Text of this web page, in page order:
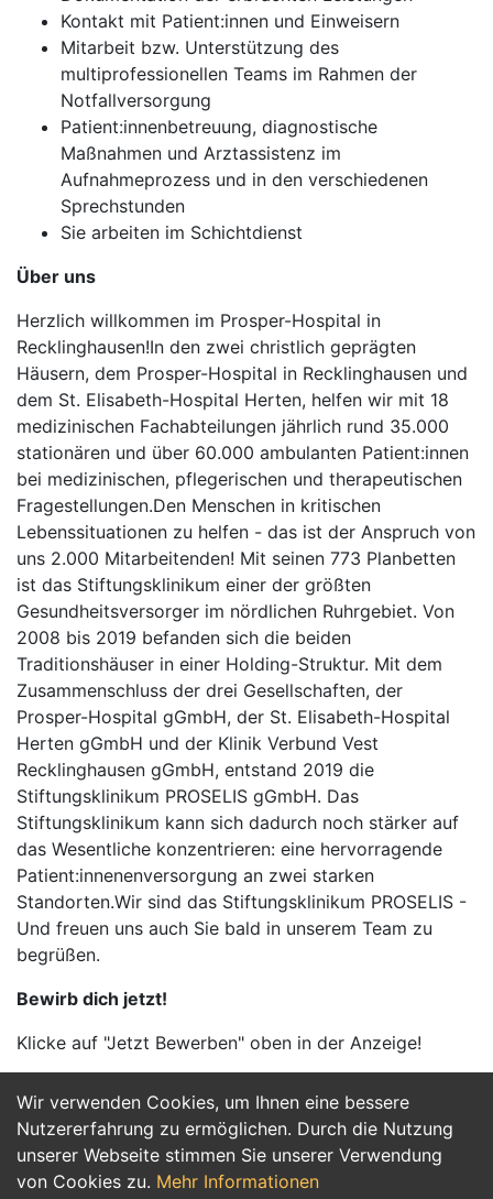
Wir verwenden Cookies, um Ihnen eine bessere
Nutzererfahrung zu ermöglichen. Durch die Nutzung
unserer Webseite stimmen Sie unserer Verwendung
von Cookies zu. Mehr Informationen
Kontakt mit Patient:innen und Einweisern
Mitarbeit bzw. Unterstützung des
multiprofessionellen Teams im Rahmen der
Notfallversorgung
Patient:innenbetreuung, diagnostische
Maßnahmen und Arztassistenz im
Aufnahmeprozess und in den verschiedenen
Sprechstunden
Sie arbeiten im Schichtdienst
Über uns
Herzlich willkommen im Prosper-Hospital in
Recklinghausen!In den zwei christlich geprägten
Häusern, dem Prosper-Hospital in Recklinghausen und
dem St. Elisabeth-Hospital Herten, helfen wir mit 18
medizinischen Fachabteilungen jährlich rund 35.000
stationären und über 60.000 ambulanten Patient:innen
bei medizinischen, pflegerischen und therapeutischen
Fragestellungen.Den Menschen in kritischen
Lebenssituationen zu helfen - das ist der Anspruch von
uns 2.000 Mitarbeitenden! Mit seinen 773 Planbetten
ist das Stiftungsklinikum einer der größten
Gesundheitsversorger im nördlichen Ruhrgebiet. Von
2008 bis 2019 befanden sich die beiden
Traditionshäuser in einer Holding-Struktur. Mit dem
Zusammenschluss der drei Gesellschaften, der
Prosper-Hospital gGmbH, der St. Elisabeth-Hospital
Herten gGmbH und der Klinik Verbund Vest
Recklinghausen gGmbH, entstand 2019 die
Stiftungsklinikum PROSELIS gGmbH. Das
Stiftungsklinikum kann sich dadurch noch stärker auf
das Wesentliche konzentrieren: eine hervorragende
Patient:innenenversorgung an zwei starken
Standorten.Wir sind das Stiftungsklinikum PROSELIS -
Und freuen uns auch Sie bald in unserem Team zu
begrüßen.
Bewirb dich jetzt!
Klicke auf "Jetzt Bewerben" oben in der Anzeige!
Jetzt Bewerben